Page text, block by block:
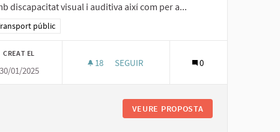
PER A PERSONES AMB DISCAPACITAT FUNCIONAL.
DE TRANSPORT PÚBLIC PER A PERSONES AMB DISCAPACITAT
discapacitat visual i auditiva així com per a...
al filtrar per la categoria: Transport públic
públic
CREAT EL
30/01/2025
18 18 SEGUIDORES
SEGUIR 0
VEURE PROPOSTA